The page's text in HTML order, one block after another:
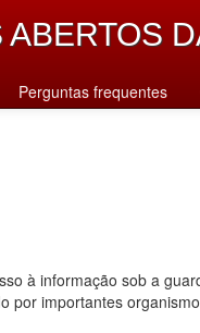
Perguntas frequentes
à informação sob a
por importantes